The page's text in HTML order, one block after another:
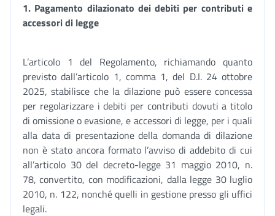
1. Pagamento dilazionato dei debiti per contributi e
accessori di legge
L’articolo 1 del Regolamento, richiamando quanto
previsto dall’articolo 1, comma 1, del D.I. 24 ottobre
2025, stabilisce che la dilazione può essere concessa
per regolarizzare i debiti per contributi dovuti a titolo
di omissione o evasione, e accessori di legge, per i quali
alla data di presentazione della domanda di dilazione
non è stato ancora formato l’avviso di addebito di cui
all’articolo 30 del decreto-legge 31 maggio 2010, n.
78, convertito, con modificazioni, dalla legge 30 luglio
2010, n. 122, nonché quelli in gestione presso gli uffici
legali.